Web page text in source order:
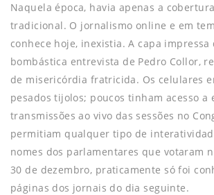
Naquela época, havia apenas a
tradicional. O jornalismo online e em
conhece hoje, inexistia. A capa impressa
bombástica entrevista de Pedro Collor,
de misericórdia fratricida. Os celulares
pesados tijolos; poucos tinham acesso a
transmissões ao vivo das sessões no
permitiam qualquer tipo de
nomes dos parlamentares que votaram
30 de dezembro, praticamente só foi
páginas dos jornais do dia seguinte.